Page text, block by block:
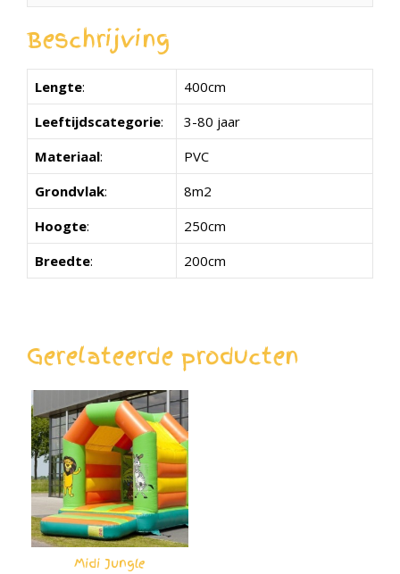
Beschrijving
Lengte:
400cm
Leeftijdscategorie:
3-80 jaar
Materiaal:
PVC
Grondvlak:
8m2
Hoogte:
250cm
Breedte: 200cm
Gerelateerde producten
Midi Jungle